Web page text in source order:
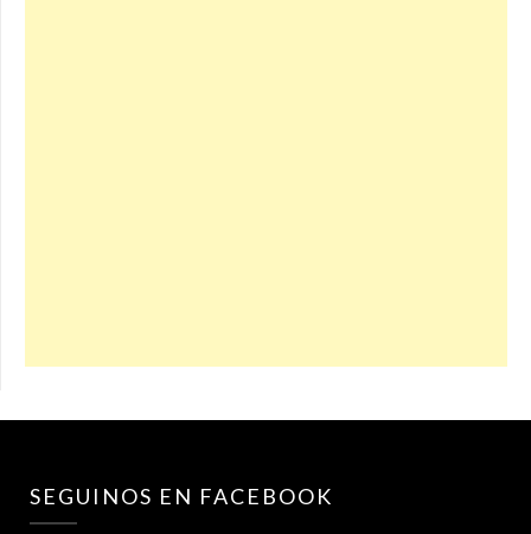
SEGUINOS EN FACEBOOK